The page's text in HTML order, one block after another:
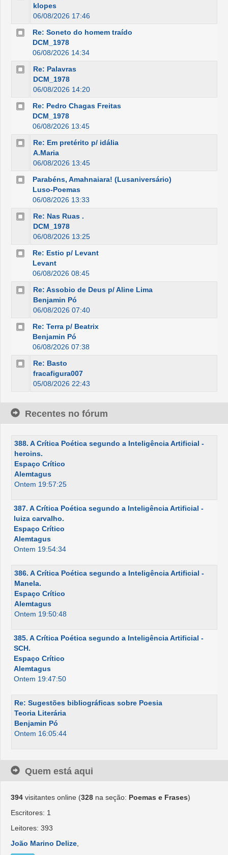
klopes
06/08/2026 17:46
Re: Soneto do homem traído
DCM_1978
06/08/2026 14:34
Re: Palavras
DCM_1978
06/08/2026 14:20
Re: Pedro Chagas Freitas
DCM_1978
06/08/2026 13:45
Re: Em pretérito p/ idália
A.Maria
06/08/2026 13:45
Parabéns, Amahnaiara! (Lusaniversário)
Luso-Poemas
06/08/2026 13:33
Re: Nas Ruas .
DCM_1978
06/08/2026 13:25
Re: Estio p/ Levant
Levant
06/08/2026 08:45
Re: Assobio de Deus p/ Aline Lima
Benjamin Pó
06/08/2026 07:40
Re: Terra p/ Beatrix
Benjamin Pó
06/08/2026 07:38
Re: Basto
fracafigura007
05/08/2026 22:43
Recentes no fórum
388. A Crítica Poética segundo a Inteligência Artificial -
heroins.
Espaço Crítico
Alemtagus
Ontem 19:57:25
387. A Crítica Poética segundo a Inteligência Artificial -
luiza carvalho.
Espaço Crítico
Alemtagus
Ontem 19:54:34
386. A Crítica Poética segundo a Inteligência Artificial -
Manela.
Espaço Crítico
Alemtagus
Ontem 19:50:48
385. A Crítica Poética segundo a Inteligência Artificial -
SCH.
Espaço Crítico
Alemtagus
Ontem 19:47:50
Re: Sugestões bibliográficas sobre Poesia
Teoria Literária
Benjamin Pó
Ontem 16:05:44
Quem está aqui
394 visitantes online (328 na seção: Poemas e Frases)
Escritores: 1
Leitores: 393
João Marino Delize